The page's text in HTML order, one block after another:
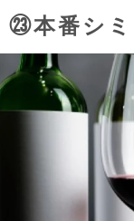
㉓本番シ